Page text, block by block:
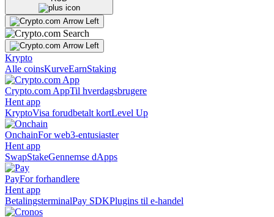
Krypto
Alle coinsKurveEarnStaking
Crypto.com AppTil hverdagsbrugere
Hent app
KryptoVisa forudbetalt kortLevel Up
OnchainFor web3-entusiaster
Hent app
SwapStakeGennemse dApps
PayFor forhandlere
Hent app
BetalingsterminalPay SDKPlugins til e-handel